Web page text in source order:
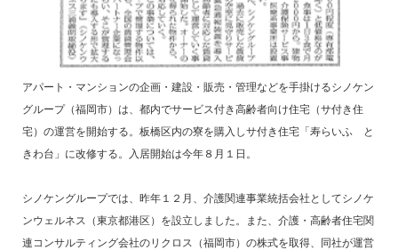
アパート・マンションの企画・建設・販売・管理などを手掛けるシノケン
グループ（福岡市）は、都内でサービス付き高齢者向け住宅（サ付き住
宅）の運営を開始する。板橋区内の寮を購入しサ付き住宅「寿らいふ と
きわ台」に改修する。入居開始は今年８月１日。
シノケングループでは、昨年１２月、介護関連事業統括会社としてシノケ
ンウェルネス（東京都港区）を設立しました。また、介護・高齢者住宅関
連コンサルティング会社のリクロス（福岡市）の株式を取得、同社が運営